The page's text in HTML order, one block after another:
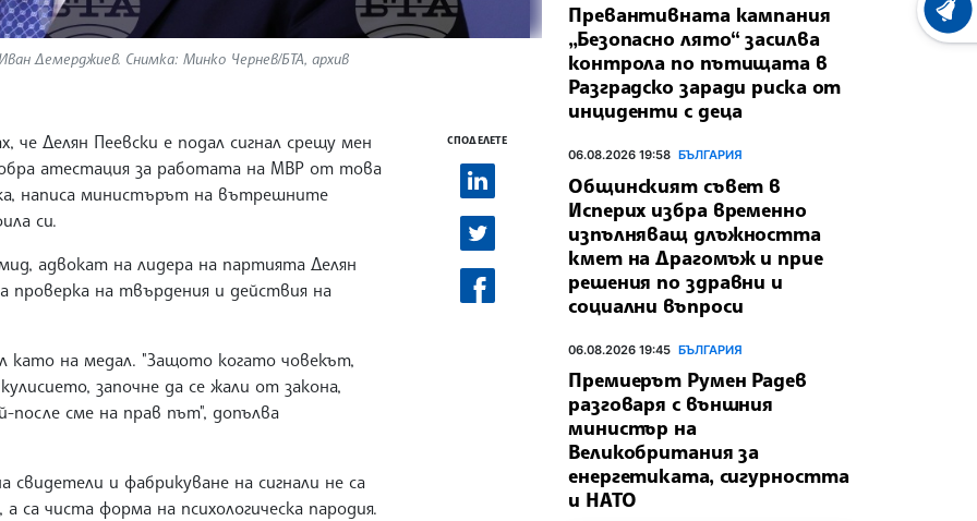
Демерджиев. Снимка: Минко Чернев/БТА, архив
че Делян Пеевски е подал сигнал срещу мен
атестация за работата на МВР от това
написа министърът на вътрешните
си.
адвокат на лидера на партията Делян
проверка на твърдения и действия на
като на медал. "Защото когато човекът,
започне да се жали от закона,
сме на прав път", допълва
и фабрикуване на сигнали не са
са чиста форма на психологическа пародия.
СПОДЕЛЕТЕ
Превантивната кампания
„Безопасно лято“ засилва
контрола по пътищата в
Разградско заради риска от
инциденти с деца
06.08.2026 19:58 БЪЛГАРИЯ
Общинският съвет в
Исперих избра временно
изпълняващ длъжността
кмет на Драгомъж и прие
решения по здравни и
социални въпроси
06.08.2026 19:45 БЪЛГАРИЯ
Премиерът Румен Радев
разговаря с външния
министър на
Великобритания за
енергетиката, сигурността
и НАТО